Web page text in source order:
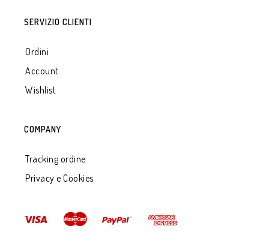
SERVIZIO CLIENTI
Ordini
Account
Wishlist
COMPANY
Tracking ordine
Privacy e Cookies